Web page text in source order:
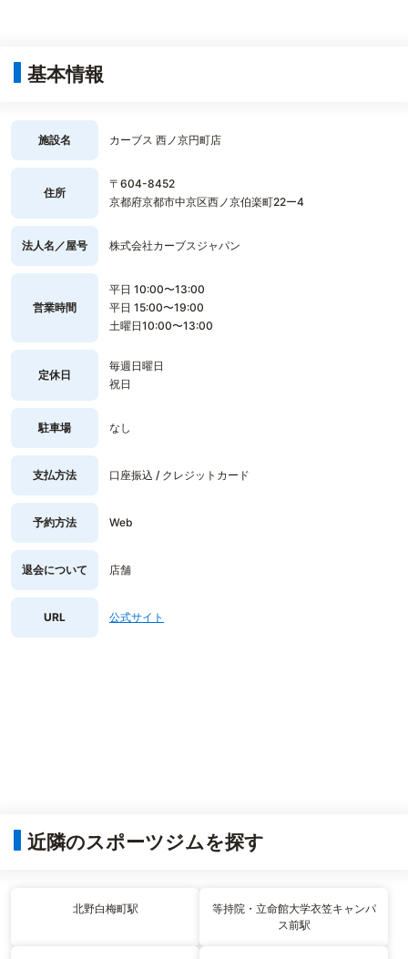
基本情報
施設名 カーブス 西ノ京円町店
住所
〒604-8452
京都府京都市中京区西ノ京伯楽町22ー4
法人名／屋号 株式会社カーブスジャパン
営業時間
平日 10:00〜13:00
平日 15:00〜19:00
土曜日10:00〜13:00
定休日
毎週日曜日
祝日
駐車場 なし
支払方法 口座振込 / クレジットカード
予約方法 Web
退会について 店舗
URL 公式サイト
近隣のスポーツジムを探す
北野白梅町駅
等持院・立命館大学衣笠キャンパ
ス前駅